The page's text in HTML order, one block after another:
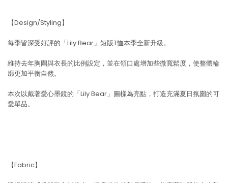
【Design/Styling】
每季皆深受好評的「Lily Bear」短版T恤本季全新升級。
維持去年胸圍與衣長的比例設定，並在領口處增加些微寬鬆度，使整體輪
廓更加平衡自然。
本次以戴著愛心墨鏡的「Lily Bear」圖樣為亮點，打造充滿夏日氛圍的可
愛單品。
【Fabric】